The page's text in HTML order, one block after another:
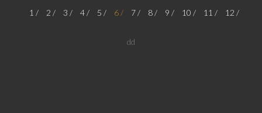
1 2 3 4 5 6 7 8 9 10 11 12
dd